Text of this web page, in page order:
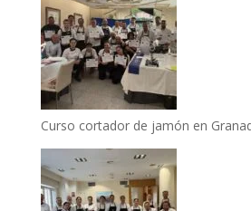
Curso cortador de jamón en